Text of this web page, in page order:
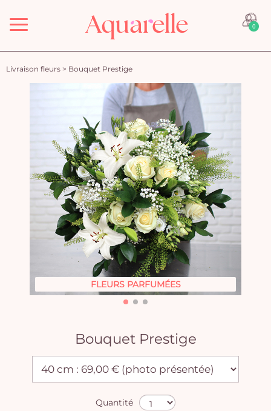
Menu 0
Livraison fleurs > Bouquet Prestige
FLEURS PARFUMÉES
Bouquet Prestige
Quantité